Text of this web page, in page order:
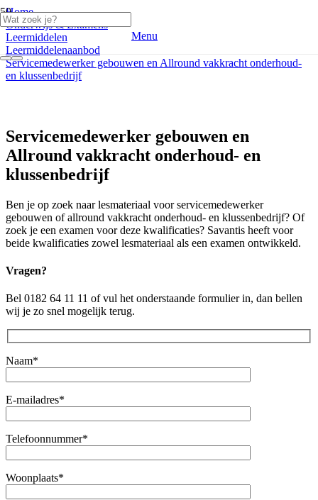
Menu
Home
Onderwijs & Examens
Leermiddelen
Leermiddelenaanbod
Servicemedewerker gebouwen en Allround vakkracht onderhoud-
en klussenbedrijf
Servicemedewerker gebouwen en
Allround vakkracht onderhoud- en
klussenbedrijf
Ben je op zoek naar lesmateriaal voor servicemedewerker
gebouwen of allround vakkracht onderhoud- en klussenbedrijf? Of
zoek je een examen voor deze kwalificaties? Savantis heeft voor
beide kwalificaties zowel lesmateriaal als een examen ontwikkeld.
Vragen?
Bel 0182 64 11 11 of vul het onderstaande formulier in, dan bellen
wij je zo snel mogelijk terug.
Naam*
E-mailadres*
Telefoonnummer*
Woonplaats*